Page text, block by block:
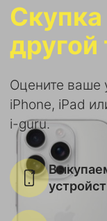
другой
Оцените ваше
iPhone, iPad
i-guru.